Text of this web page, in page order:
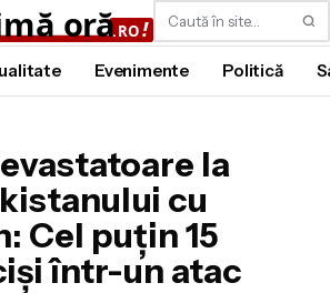
Caută
Evenimente Politică
la
cu
Cel puțin 15
într-un atac